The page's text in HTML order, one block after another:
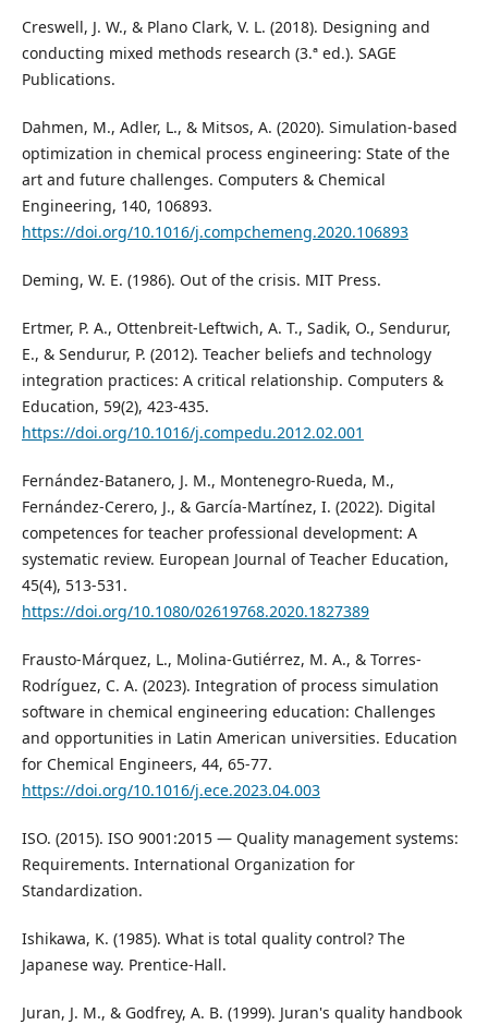
Creswell, J. W., & Plano Clark, V. L. (2018). Designing and
conducting mixed methods research (3.ª ed.). SAGE
Publications.
Dahmen, M., Adler, L., & Mitsos, A. (2020). Simulation-based
optimization in chemical process engineering: State of the
art and future challenges. Computers & Chemical
Engineering, 140, 106893.
https://doi.org/10.1016/j.compchemeng.2020.106893
Deming, W. E. (1986). Out of the crisis. MIT Press.
Ertmer, P. A., Ottenbreit-Leftwich, A. T., Sadik, O., Sendurur,
E., & Sendurur, P. (2012). Teacher beliefs and technology
integration practices: A critical relationship. Computers &
Education, 59(2), 423-435.
https://doi.org/10.1016/j.compedu.2012.02.001
Fernández-Batanero, J. M., Montenegro-Rueda, M.,
Fernández-Cerero, J., & García-Martínez, I. (2022). Digital
competences for teacher professional development: A
systematic review. European Journal of Teacher Education,
45(4), 513-531.
https://doi.org/10.1080/02619768.2020.1827389
Frausto-Márquez, L., Molina-Gutiérrez, M. A., & Torres-
Rodríguez, C. A. (2023). Integration of process simulation
software in chemical engineering education: Challenges
and opportunities in Latin American universities. Education
for Chemical Engineers, 44, 65-77.
https://doi.org/10.1016/j.ece.2023.04.003
ISO. (2015). ISO 9001:2015 — Quality management systems:
Requirements. International Organization for
Standardization.
Ishikawa, K. (1985). What is total quality control? The
Japanese way. Prentice-Hall.
Juran, J. M., & Godfrey, A. B. (1999). Juran's quality handbook